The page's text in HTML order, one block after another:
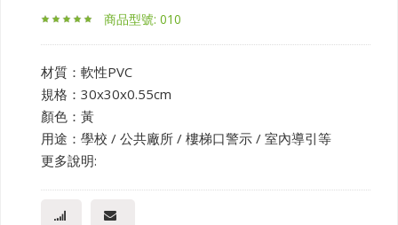
商品型號: 010
材質：軟性PVC
規格：30x30x0.55cm
顏色：黃
用途：學校 / 公共廠所 / 樓梯口警示 / 室內導引等
更多說明: